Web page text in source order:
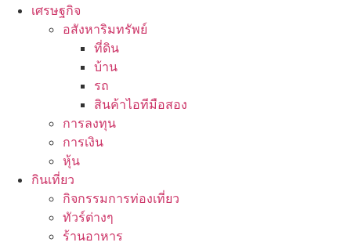
เศรษฐกิจ
อสังหาริมทรัพย์
ที่ดิน
บ้าน
รถ
สินค้าไอทีมือสอง
การลงทุน
การเงิน
หุ้น
กินเที่ยว
กิจกรรมการท่องเที่ยว
ทัวร์ต่างๆ
ร้านอาหาร